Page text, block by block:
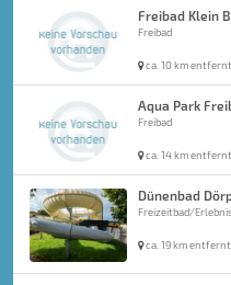
Freibad Klein
Freibad
ca. 10 km entfernt
Aqua Park
Freibad
ca. 14 km entfernt
Dünenbad
Freizeitbad/
ca. 19 km entfernt